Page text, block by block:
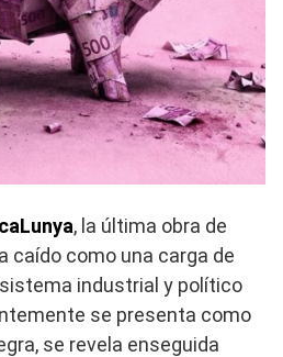
, la última obra de
caído como una carga de
industrial y político
se presenta como
se revela enseguida